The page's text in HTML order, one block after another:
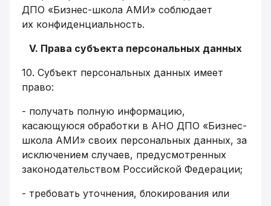
ДПО «Бизнес-школа АМИ» соблюдает
их конфиденциальность.
V. Права субъекта персональных данных
10. Субъект персональных данных имеет
право:
- получать полную информацию,
касающуюся обработки в АНО ДПО «Бизнес-
школа АМИ» своих персональных данных, за
исключением случаев, предусмотренных
законодательством Российской Федерации;
- требовать уточнения, блокирования или